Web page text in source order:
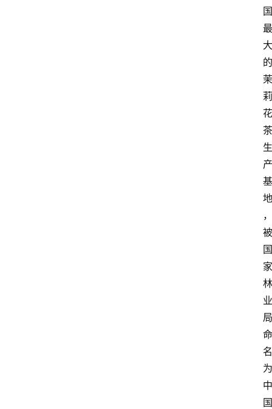
国
最
大
的
茉
莉
花
茶
生
产
基
地
，
被
国
家
林
业
局
命
名
为
中
国